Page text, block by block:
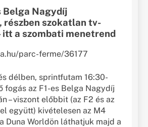
Belga Nagydíj
részben szokatlan tv-
itt a szombati menetrend
parc-ferme/36177
délben, sprintfutam 16:30-
fogás az F1-es Belga Nagydíj
– viszont előbbit (az F2 és az
együtt) kivételesen az M4
Duna Worldön láthatjuk majd a